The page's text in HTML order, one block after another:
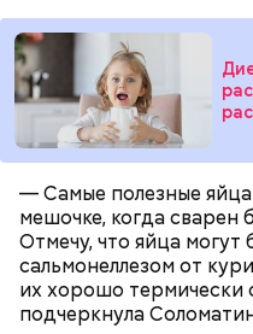
— Самые полезные
мешочке, когда сварен
Отмечу, что яйца
сальмонеллезом от
их хорошо термически
подчеркнула
представлен
хорошо, потому что
помнить, что сладкими
увлекаться, так же как
сахарным диабетом и
подчеркнула доктор.